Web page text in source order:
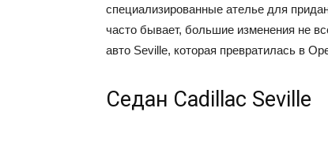
специализированные ателье для
часто бывает, большие изменения не
авто Seville, которая превратилась в
Седан Cadillac Seville